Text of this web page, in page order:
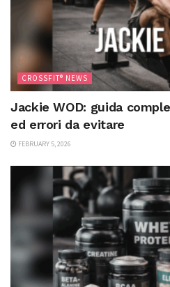
CROSSFIT® NEWS
Jackie WOD: guida
ed errori da evitare
FEBRUARY 5, 2026